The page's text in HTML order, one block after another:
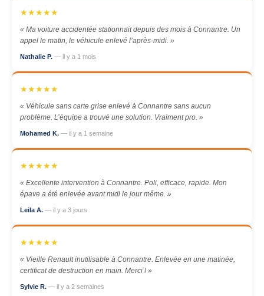
★★★★★
« Ma voiture accidentée stationnait depuis des mois à Connantre. Un
appel le matin, le véhicule enlevé l’après-midi. »
Nathalie P. — il y a 1 mois
★★★★★
« Véhicule sans carte grise enlevé à Connantre sans aucun
problème. L’équipe a trouvé une solution. Vraiment pro. »
Mohamed K. — il y a 1 semaine
★★★★★
« Excellente intervention à Connantre. Poli, efficace, rapide. Mon
épave a été enlevée avant midi le jour même. »
Leila A. — il y a 3 jours
★★★★★
« Vieille Renault inutilisable à Connantre. Enlevée en une matinée,
certificat de destruction en main. Merci ! »
Sylvie R. — il y a 2 semaines